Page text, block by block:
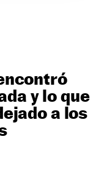
y lo que
a los